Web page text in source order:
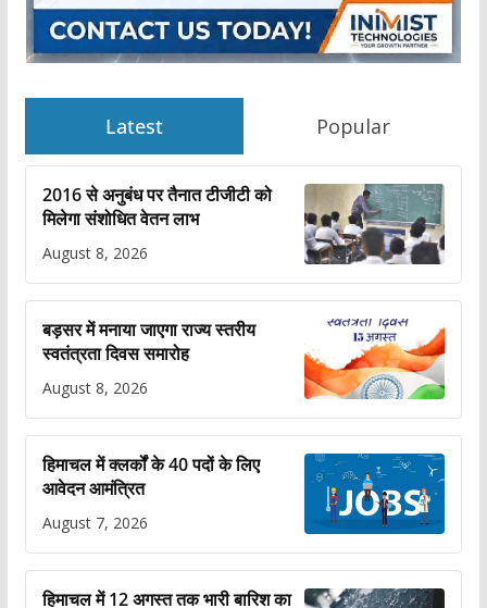
Latest Popular
2016 से अनुबंध पर तैनात टीजीटी को
मिलेगा संशोधित वेतन लाभ
August 8, 2026
बड़सर में मनाया जाएगा राज्य स्तरीय
स्वतंत्रता दिवस समारोह
August 8, 2026
हिमाचल में क्लर्कों के 40 पदों के लिए
आवेदन आमंत्रित
August 7, 2026
हिमाचल में 12 अगस्त तक भारी बारिश का